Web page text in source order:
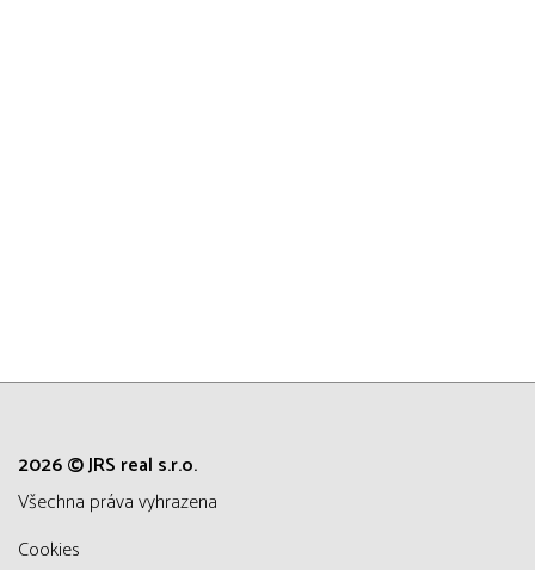
2026 © JRS real s.r.o.
všechna práva vyhrazena
Cookies